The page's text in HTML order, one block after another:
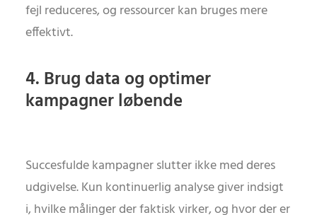
fejl reduceres, og ressourcer kan bruges mere
effektivt.
4. Brug data og optimer
kampagner løbende
Succesfulde kampagner slutter ikke med deres
udgivelse. Kun kontinuerlig analyse giver indsigt
i, hvilke målinger der faktisk virker, og hvor der er